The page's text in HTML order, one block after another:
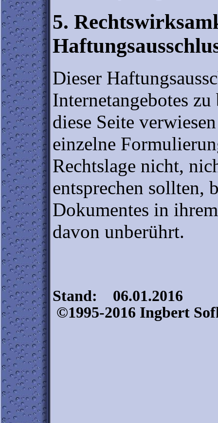
5.
Dieser
Internetangebotes
diese Seite
einzelne
Rechtslage nicht,
entsprechen sollten,
Dokumentes in
davon unberührt.
Stand: 06.01.2016
©1995-2016